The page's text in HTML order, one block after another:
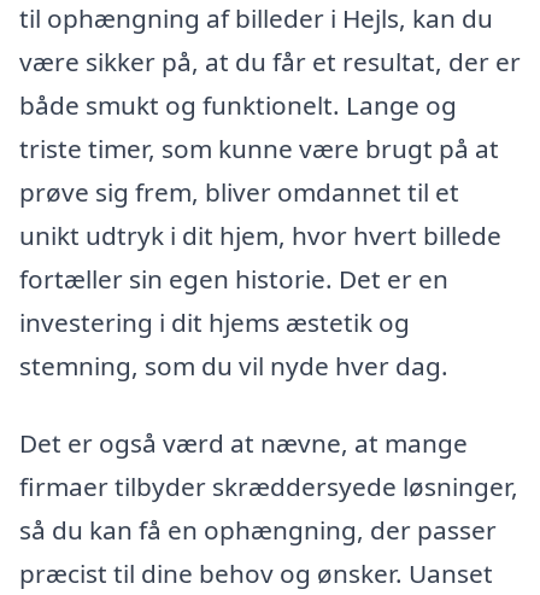
til ophængning af billeder i Hejls, kan du
være sikker på, at du får et resultat, der er
både smukt og funktionelt. Lange og
triste timer, som kunne være brugt på at
prøve sig frem, bliver omdannet til et
unikt udtryk i dit hjem, hvor hvert billede
fortæller sin egen historie. Det er en
investering i dit hjems æstetik og
stemning, som du vil nyde hver dag.
Det er også værd at nævne, at mange
firmaer tilbyder skræddersyede løsninger,
så du kan få en ophængning, der passer
præcist til dine behov og ønsker. Uanset